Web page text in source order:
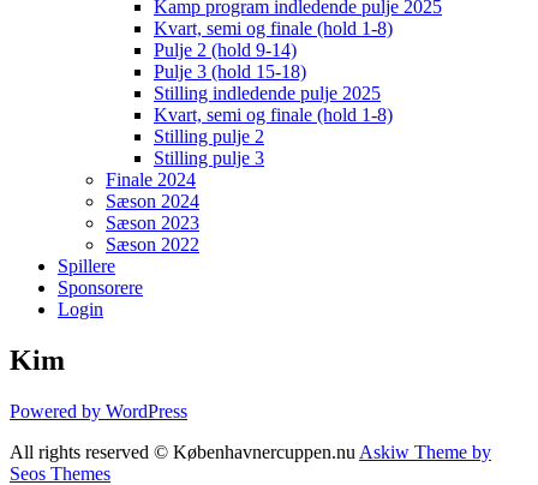
Kamp program indledende pulje 2025
Kvart, semi og finale (hold 1-8)
Pulje 2 (hold 9-14)
Pulje 3 (hold 15-18)
Stilling indledende pulje 2025
Kvart, semi og finale (hold 1-8)
Stilling pulje 2
Stilling pulje 3
Finale 2024
Sæson 2024
Sæson 2023
Sæson 2022
Spillere
Sponsorere
Login
Kim
Powered by WordPress
All rights reserved © Københavnercuppen.nu Askiw Theme by
Seos Themes